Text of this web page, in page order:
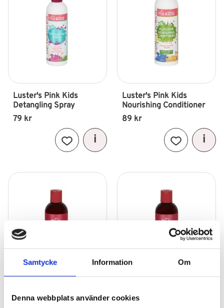
Samtycke Information Om
Denna webbplats använder cookies
Luster's Pink Kids
Detangling Spray
79 kr
Lägg till i favoriter
Luster's Pink Kids
Nourishing Conditioner
89 kr
Lägg till i
Luster's Pink Shea
Luster's Pink Shea